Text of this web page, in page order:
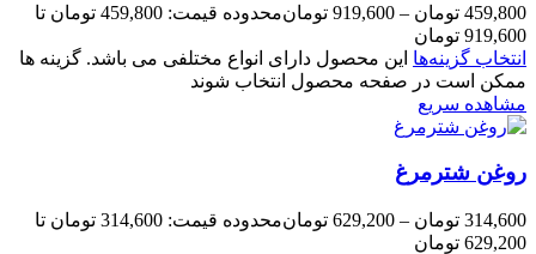
459,800 تومان –
919,600 تومان
محدوده قیمت: 459,800 تومان تا
919,600 تومان
انتخاب گزینه‌ها این محصول دارای انواع مختلفی می باشد. گزینه ها
ممکن است در صفحه محصول انتخاب شوند
مشاهده سریع
روغن شترمرغ
314,600 تومان –
629,200 تومان
محدوده قیمت: 314,600 تومان تا
629,200 تومان